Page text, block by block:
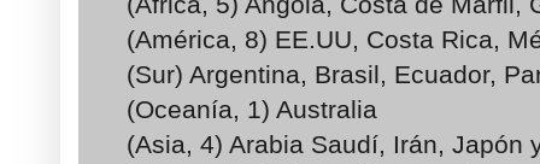
(América, 8) EE.UU, Costa Rica,
(Sur) Argentina, Brasil, Ecuador,
(Oceanía, 1) Australia
(Asia, 4) Arabia Saudí, Irán, Japón